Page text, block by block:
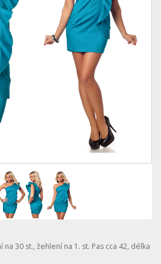
30 st., žehlení na 1. st. Pas cca 42, délka